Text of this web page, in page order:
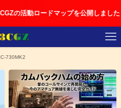
ロードマップを公開しました
IC-730MK2